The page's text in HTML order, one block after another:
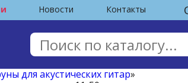
Новости Контакты
для акустических гитар»